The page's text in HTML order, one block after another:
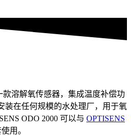
款溶解氧传感器，集成温度补偿功
装在任何规模的水处理厂，用于氧
ODO 2000 可以与 OPTISENS
用。